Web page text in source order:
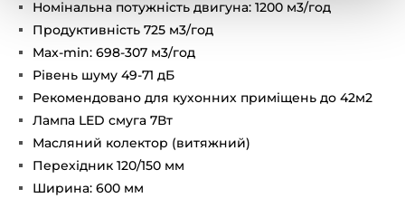
Номінальна потужність двигуна: 1200 м3/год
Продуктивність 725 м3/год
Max-min: 698-307 м3/год
Рівень шуму 49-71 дБ
Рекомендовано для кухонних приміщень до 42м2
Лампа LED смуга 7Вт
Масляний колектор (витяжний)
Перехідник 120/150 мм
Ширина: 600 мм